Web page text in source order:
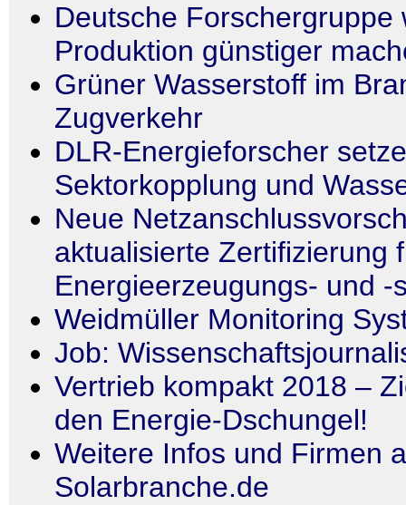
Deutsche Forschergruppe
Produktion günstiger
Grüner Wasserstoff im
Zugverkehr
DLR-Energieforscher
Sektorkopplung und
Neue
aktualisierte Zertifizierung
Energieerzeugungs- und -
Weidmüller Monitoring
Job:
Vertrieb kompakt 2018 –
den Energie-Dschungel!
Weitere Infos und Firmen
Solarbranche.de